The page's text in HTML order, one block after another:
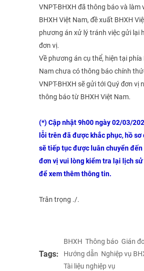
VNPT-BHXH đã thông báo và làm
BHXH Việt Nam, đề xuất BHXH
phương án xử lý tránh việc gửi lại
đơn vị.
Về phương án cụ thể, hiện tại phía
Nam chưa có thông báo chính
VNPT-BHXH sẽ gửi tới Quý đơn vị
thông báo từ BHXH Việt Nam.
(*) Cập nhật 9h00 ngày 02/03/
lỗi trên đã được khắc phục, hồ sơ
sẽ tiếp tục được luân chuyển đến
đơn vị vui lòng kiểm tra lại lịch
để xem thêm thông tin.
Trân trọng ./.
Tags:
BHXH Thông báo Gián
Hướng dẫn Nghiệp vụ
Tài liệu nghiệp vụ